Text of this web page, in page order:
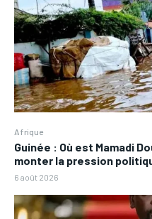
Afrique
Guinée : Où est Mamadi
monter la pression
6 août 2026